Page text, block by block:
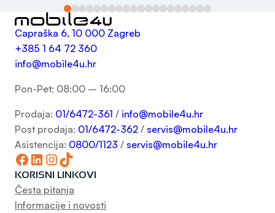
Capraška 6, 10 000 Zagreb
+385 1 64 72 360
info@mobile4u.hr
Pon-Pet: 08:00 – 16:00
Prodaja: 01/6472-361 / info@mobile4u.hr
Post prodaja: 01/6472-362 / servis@mobile4u.hr
Asistencija: 0800/1123 / servis@mobile4u.hr
Facebook LinkedIn InstagramTikTok
KORISNI LINKOVI
Česta pitanja
Informacije i novosti